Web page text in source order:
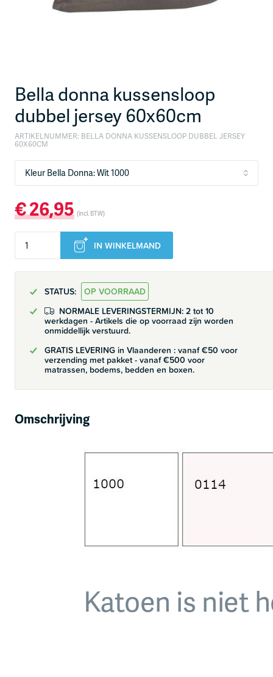
Bella donna kussensloop
dubbel jersey 60x60cm
ARTIKELNUMMER: BELLA DONNA KUSSENSLOOP DUBBEL JERSEY
60X60CM
€26,95 (incl. BTW)
IN WINKELMAND
STATUS:
OP VOORRAAD
NORMALE LEVERINGSTERMIJN: 2 tot 10
werkdagen - Artikels die op voorraad zijn worden
onmiddellijk verstuurd.
GRATIS LEVERING in Vlaanderen : vanaf €50 voor
verzending met pakket - vanaf €500 voor
matrassen, bodems, bedden en boxen.
Omschrijving
Katoen is niet